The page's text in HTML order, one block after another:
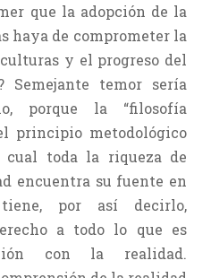
que la adopción de la
haya de comprometer la
y el progreso del
Semejante temor sería
porque la “filosofía
principio metodológico
cual toda la riqueza de
encuentra su fuente en
tiene, por así decirlo,
a todo lo que es
con la realidad.